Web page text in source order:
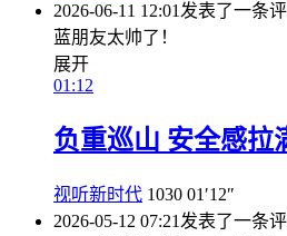
2026-06-11 12:01 发表了一条
蓝朋友太帅了！
展开
01:12
负重巡山 安全感拉
视听新时代 1030 01′12″
2026-05-12 07:21 发表了一条